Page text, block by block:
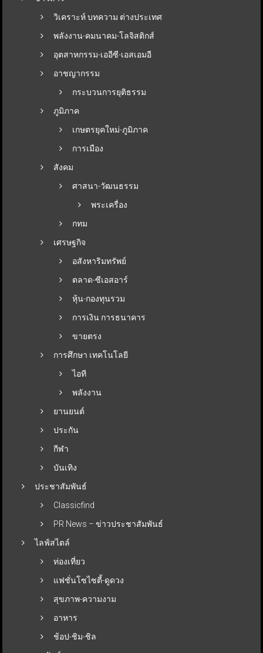
วิเคราะห์ บทความ ต่างประเทศ
พลังงาน-คมนาคม-โลจิสติกส์
อุตสาหกรรม-เออีซี-เอสเอมอี
อาชญากรรม
กระบวนการยุติธรรม
ภูมิภาค
เกษตรยุคใหม่-ภูมิภาค
การเมือง
สังคม
ศาสนา-วัฒนธรรม
พระเครื่อง
กทม
เศรษฐกิจ
อสังหาริมทรัพย์
ตลาด-ซีเอสอาร์
หุ้น-กองทุนรวม
การเงิน การธนาคาร
ขายตรง
การศึกษา เทคโนโลยี
ไอที
พลังงาน
ยานยนต์
ประกัน
กีฬา
บันเทิง
ประชาสัมพันธ์
Classicfind
PR News – ข่าวประชาสัมพันธ์
ไลฟ์สไตล์
ท่องเที่ยว
แฟชั่นโซไซตี้-ดูดวง
สุขภาพ-ความงาม
อาหาร
ช้อป-ชิม-ชิล